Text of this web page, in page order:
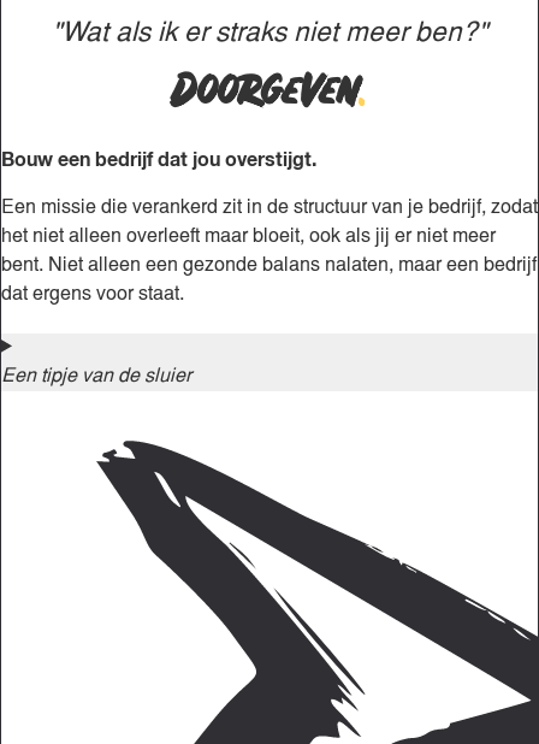
"Wat als ik er straks niet meer ben?"
Doorgeven.
Bouw een bedrijf dat jou overstijgt.
Een missie die verankerd zit in de structuur van je bedrijf, zodat
het niet alleen overleeft maar bloeit, ook als jij er niet meer
bent. Niet alleen een gezonde balans nalaten, maar een bedrijf
dat ergens voor staat.
Een tipje van de sluier